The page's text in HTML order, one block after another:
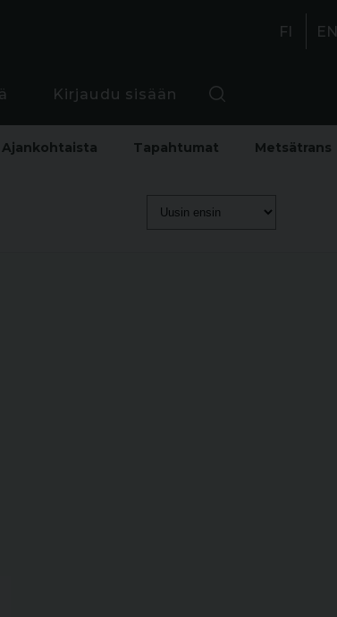
FI EN
Kirjaudu sisään
Ajankohtaista Tapahtumat Metsätrans